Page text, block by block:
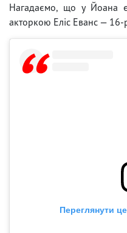
Нагадаємо, що у Йоана
акторкою Еліс Еванс — 16-
Переглянути